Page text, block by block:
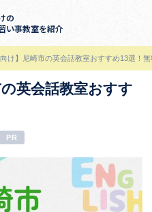
の
い事教室を紹介
向け】尼崎市の英会話教室おすすめ13選！
英会話教室おすす
PR